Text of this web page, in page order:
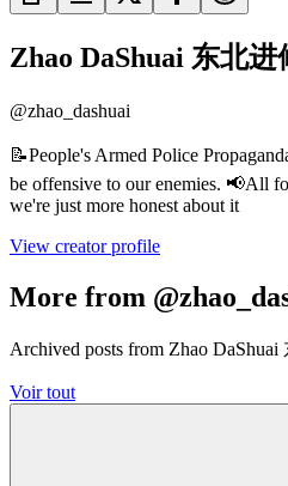
Zhao DaShuai 东北
@zhao_dashuai
📝People's Armed Police
be offensive to our enemies. 📢All
we're just more honest about it
View creator profile
More from
Archived posts from Zhao
Voir tout